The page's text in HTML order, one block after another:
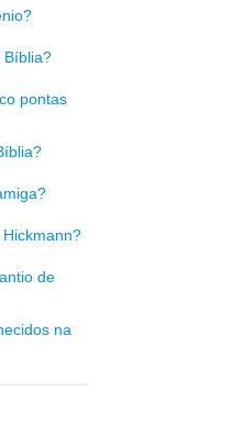
Bíblia?
pontas
de
na